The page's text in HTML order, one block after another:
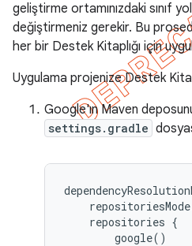
geliştirme ortamınızdaki sınıf yolu
değiştirmeniz gerekir. Bu
her bir Destek Kitaplığı için
Uygulama projenize Destek
Google'ın Maven
settings.gradle
repositoriesMode
repositories {
google()